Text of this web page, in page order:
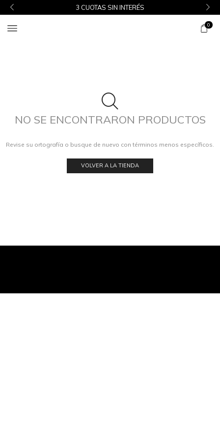
3 CUOTAS SIN INTERÉS
0
NO SE ENCONTRARON PRODUCTOS
Revise su ortografía o busque de nuevo con términos menos específicos.
VOLVER A LA TIENDA